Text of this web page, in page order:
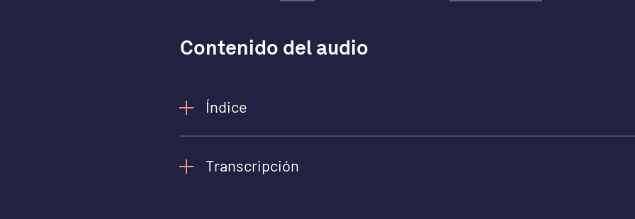
Contenido del audio
Índice
Transcripción